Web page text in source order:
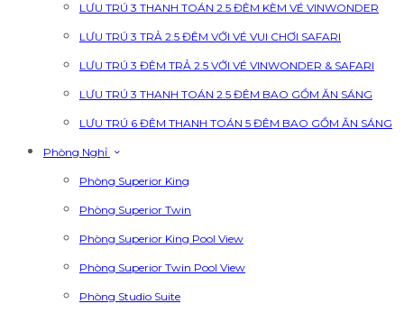
LƯU TRÚ 3 THANH TOÁN 2.5 ĐÊM KÈM VÉ VINWONDER
LƯU TRÚ 3 TRẢ 2.5 ĐÊM VỚI VÉ VUI CHƠI SAFARI
LƯU TRÚ 3 ĐÊM TRẢ 2.5 VỚI VÉ VINWONDER & SAFARI
LƯU TRÚ 3 THANH TOÁN 2.5 ĐÊM BAO GỒM ĂN SÁNG
LƯU TRÚ 6 ĐÊM THANH TOÁN 5 ĐÊM BAO GỒM ĂN SÁNG
Phòng Nghỉ
Phòng Superior King
Phòng Superior Twin
Phòng Superior King Pool View
Phòng Superior Twin Pool View
Phòng Studio Suite